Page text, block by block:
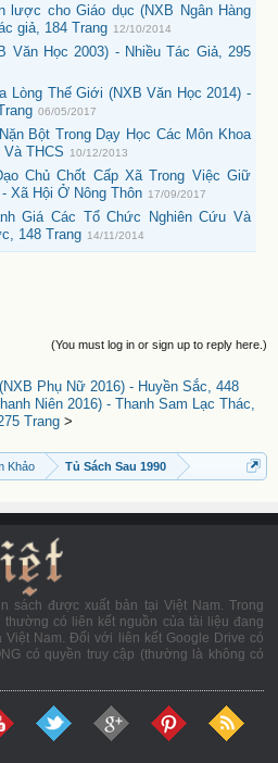
lược cho Giáo dục (NXB Ngân Hàng
giả, 184 Trang 12/10/2014
Văn Học 2003) - Nhiều Tác Giả, 295
Lòng Thế Giới (NXB Văn Học 2014) -
06/05/2017
Bột Trong Dạy Học Các Môn Khoa
THCS
10/12/2013
Chủ Chốt Cấp Xã Trong Việc Giữ
Xã Hội Ở Nông Thôn 17/09/2017
Giá Các Tổ Chức Nghiên Cứu Và
148 Trang 14/11/2014
(You must log in or sign up to reply here.)
Phụ Nữ 2016) - Huyền Sắc, 448
Niên 2016) - Thanh Sam Lạc Thác,
Trang >
Khảo Tủ Sách Sau 1990
sách được xuất bản tại Việt Nam. Trong
có liên kết nguồn của tài liệu đang
Nam. Đối với liên kết Google Drive có
có quyền truy cập (thường là không có